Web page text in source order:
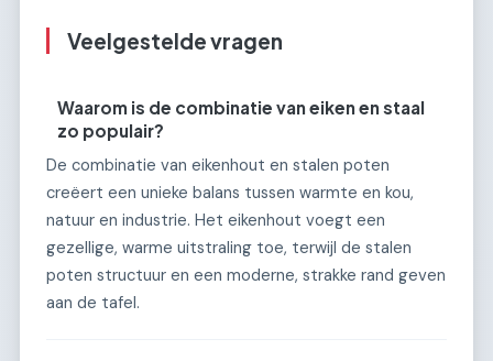
Veelgestelde vragen
Waarom is de combinatie van eiken en staal
zo populair?
De combinatie van eikenhout en stalen poten
creëert een unieke balans tussen warmte en kou,
natuur en industrie. Het eikenhout voegt een
gezellige, warme uitstraling toe, terwijl de stalen
poten structuur en een moderne, strakke rand geven
aan de tafel.